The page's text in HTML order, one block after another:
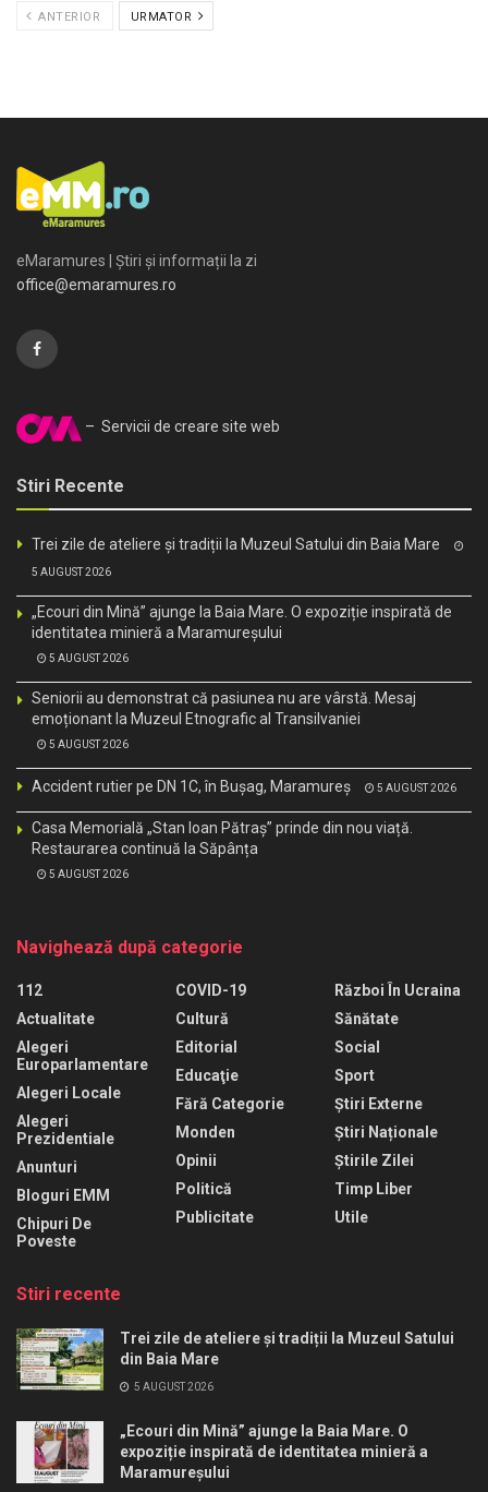
ANTERIOR URMATOR
eMaramures | Știri și informații la zi
office@emaramures.ro
– Servicii de creare site web
Stiri Recente
Trei zile de ateliere și tradiții la Muzeul Satului din Baia Mare
5 AUGUST 2026
„Ecouri din Mină” ajunge la Baia Mare. O expoziție inspirată de
identitatea minieră a Maramureșului
5 AUGUST 2026
Seniorii au demonstrat că pasiunea nu are vârstă. Mesaj
emoționant la Muzeul Etnografic al Transilvaniei
5 AUGUST 2026
Accident rutier pe DN 1C, în Bușag, Maramureș 5 AUGUST 2026
Casa Memorială „Stan Ioan Pătraș” prinde din nou viață.
Restaurarea continuă la Săpânța
5 AUGUST 2026
Navighează după categorie
112
Actualitate
Alegeri
Europarlamentare
Alegeri Locale
Alegeri
Prezidentiale
Anunturi
Bloguri EMM
Chipuri De
Poveste
COVID-19
Cultură
Editorial
Educaţie
Fără Categorie
Monden
Opinii
Politică
Publicitate
Război În Ucraina
Sănătate
Social
Sport
Știri Externe
Știri Naționale
Știrile Zilei
Timp Liber
Utile
Stiri recente
Trei zile de ateliere și tradiții la Muzeul Satului
din Baia Mare
5 AUGUST 2026
„Ecouri din Mină” ajunge la Baia Mare. O
expoziție inspirată de identitatea minieră a
Maramureșului